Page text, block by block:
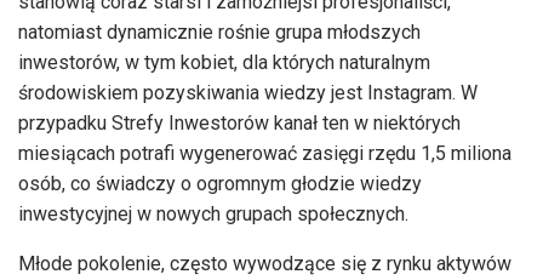
natomiast dynamicznie rośnie grupa młodszych
inwestorów, w tym kobiet, dla których naturalnym
środowiskiem pozyskiwania wiedzy jest Instagram. W
przypadku Strefy Inwestorów kanał ten w niektórych
miesiącach potrafi wygenerować zasięgi rzędu 1,5 miliona
osób, co świadczy o ogromnym głodzie wiedzy
inwestycyjnej w nowych grupach społecznych.
Młode pokolenie, często wywodzące się z rynku aktywów